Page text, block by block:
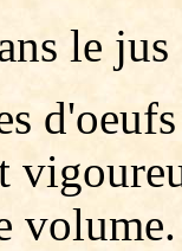
le
volume.